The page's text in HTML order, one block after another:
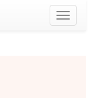
Toggle